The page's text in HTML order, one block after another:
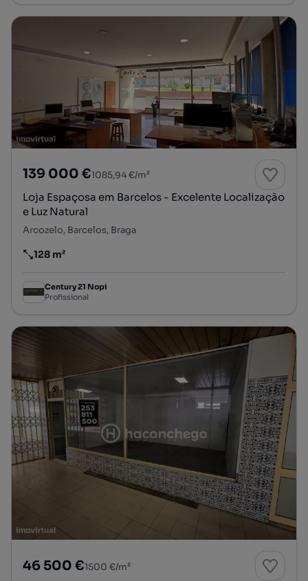
139 000 €1085,94 €/m²
Loja Espaçosa em Barcelos - Excelente Localização
e Luz Natural
Arcozelo, Barcelos, Braga
Preço por metro quadrado
128 m²
Century 21 Nopi
Profissional
46 500 €1500 €/m²